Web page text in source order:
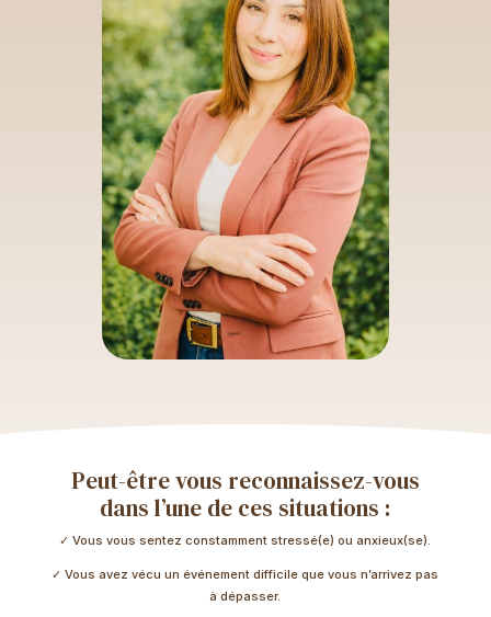
Peut-être vous reconnaissez-vous
dans l’une de ces situations :
✓ Vous vous sentez constamment stressé(e) ou anxieux(se).
✓ Vous avez vécu un événement difficile que vous n’arrivez pas
à dépasser.